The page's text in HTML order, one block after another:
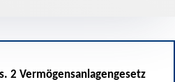
2 Vermögensanlagengesetz